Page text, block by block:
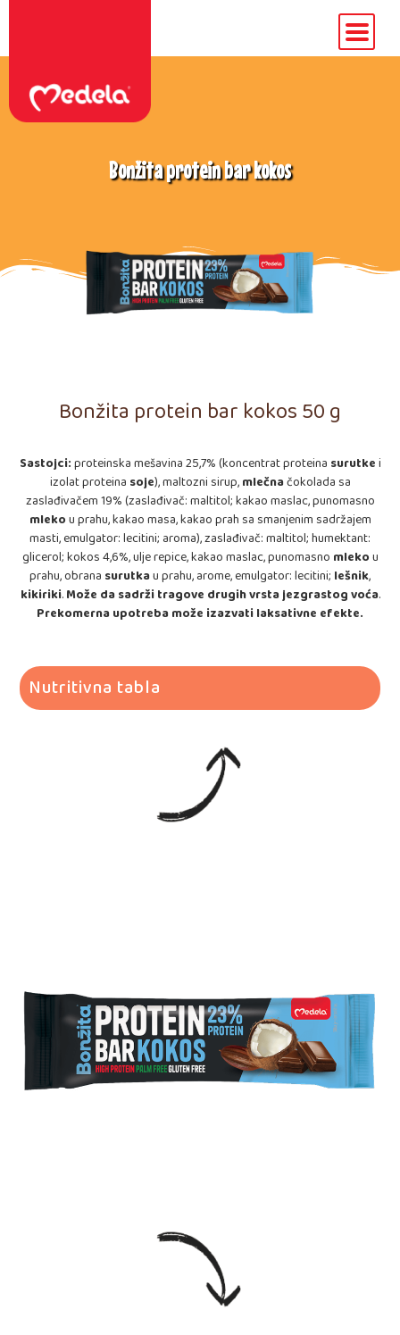
Bonžita protein bar kokos
Bonžita protein bar kokos 50 g
Sastojci:proteinska mešavina 25,7% (koncentrat proteina surutkei
izolat proteina soje), maltozni sirup,mlečnačokolada sa
zaslađivačem 19% (zaslađivač: maltitol; kakao maslac, punomasno
mlekou prahu, kakao masa, kakao prah sa smanjenim sadržajem
masti, emulgator: lecitini; aroma), zaslađivač: maltitol; humektant:
glicerol; kokos 4,6%, ulje repice, kakao maslac, punomasno mlekou
prahu, obrana surutkau prahu, arome, emulgator: lecitini; lešnik,
kikiriki.Može da sadrži tragove drugih vrsta jezgrastog voća.
Prekomerna upotreba može izazvati laksativne efekte.
Nutritivna tabla